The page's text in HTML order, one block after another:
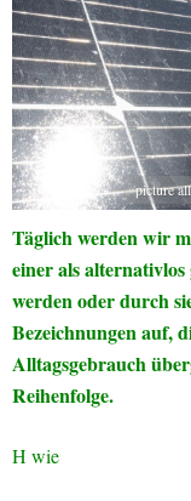
picture
Täglich werden wir
einer als alternativlos
werden oder durch
Bezeichnungen auf,
Alltagsgebrauch
Reihenfolge.
H wie